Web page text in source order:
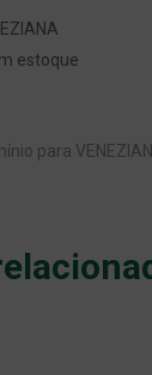
estoque
para